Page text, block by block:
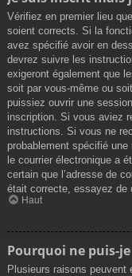
Vérifiez en premier lieu
soient corrects. Si la
avez spécifié avoir en
devrez suivre les
exigeront également que
soit par vous-même ou
puissiez ouvrir une
inscription. Si vous aviez
instructions. Si vous ne
probablement spécifié
le courrier électronique a
certain que l’adresse de
était correcte, essayez de
Haut
Pourquoi ne puis-
Plusieurs raisons